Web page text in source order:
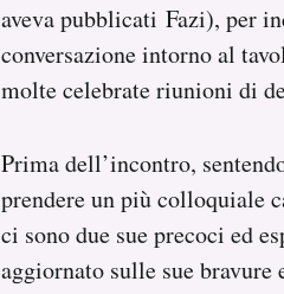
aveva pubblicati Fazi), per
conversazione intorno al
molte celebrate riunioni di
Prima dell’incontro,
prendere un più colloquiale
ci sono due sue precoci ed
aggiornato sulle sue bravure